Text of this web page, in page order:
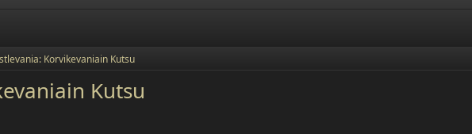
Korvikevaniain Kutsu
Kutsu